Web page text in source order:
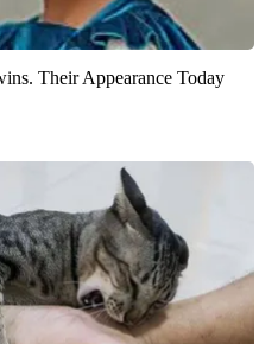
Their Appearance Today